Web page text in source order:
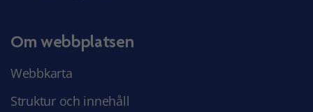
Om webbplatsen
Webbkarta
Struktur och innehåll